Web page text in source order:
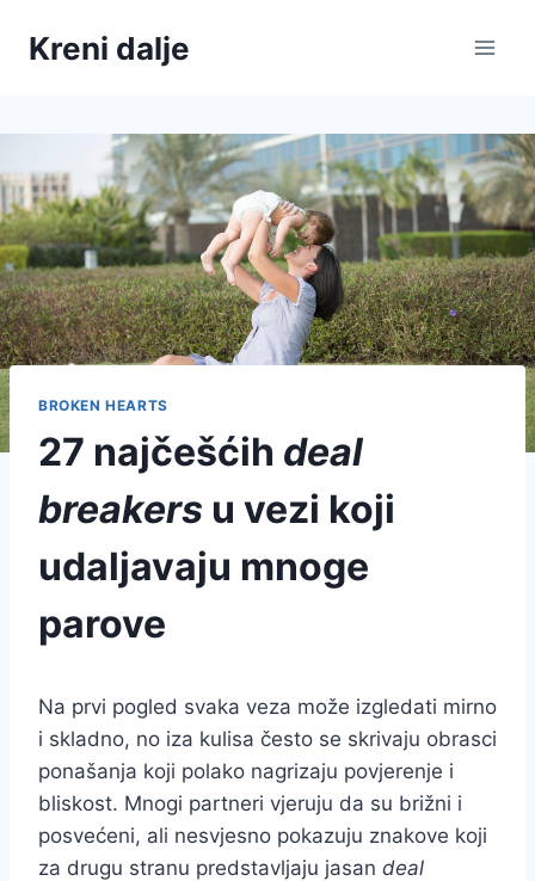
Kreni dalje
BROKEN HEARTS
27 najčešćih deal
breakers u vezi koji
udaljavaju mnoge
parove
Na prvi pogled svaka veza može izgledati mirno
i skladno, no iza kulisa često se skrivaju obrasci
ponašanja koji polako nagrizaju povjerenje i
bliskost. Mnogi partneri vjeruju da su brižni i
posvećeni, ali nesvjesno pokazuju znakove koji
za drugu stranu predstavljaju jasan deal